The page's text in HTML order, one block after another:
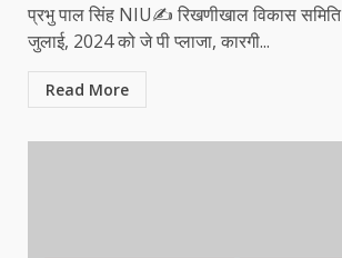
प्रभु पाल सिंह NIU✍️ रिखणीखाल विकास
जुलाई, 2024 को जे पी प्लाजा, कारगी...
Read More